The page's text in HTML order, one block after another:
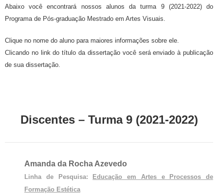
Abaixo você encontrará nossos alunos da turma 9 (2021-2022) do
Programa de Pós-graduação Mestrado em Artes Visuais.
Clique no nome do aluno para maiores informações sobre ele.
Clicando no link do título da dissertação você será enviado à publicação
de sua dissertação.
Discentes – Turma 9 (2021-2022)
Amanda da Rocha Azevedo
Linha de Pesquisa:
Educação em Artes e Processos de
Formação Estética